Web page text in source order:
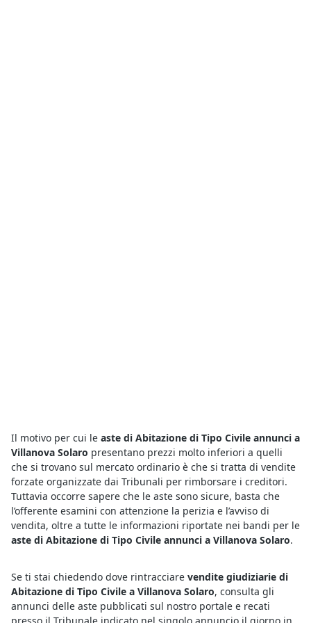
Il motivo per cui le aste di Abitazione di Tipo Civile annunci a
Villanova Solaro presentano prezzi molto inferiori a quelli
che si trovano sul mercato ordinario è che si tratta di vendite
forzate organizzate dai Tribunali per rimborsare i creditori.
Tuttavia occorre sapere che le aste sono sicure, basta che
l’offerente esamini con attenzione la perizia e l’avviso di
vendita, oltre a tutte le informazioni riportate nei bandi per le
aste di Abitazione di Tipo Civile annunci a Villanova Solaro.
Se ti stai chiedendo dove rintracciare vendite giudiziarie di
Abitazione di Tipo Civile a Villanova Solaro, consulta gli
annunci delle aste pubblicati sul nostro portale e recati